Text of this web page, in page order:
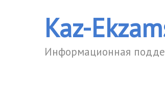
Kaz-
Информационная